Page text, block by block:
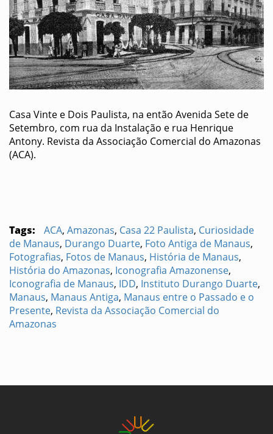
Casa Vinte e Dois Paulista, na então Avenida Sete de
Setembro, com rua da Instalação e rua Henrique
Antony. Revista da Associação Comercial do Amazonas
(ACA).
Tags: ACA, Amazonas, Casa 22 Paulista, Curiosidade
de Manaus, Durango Duarte, Foto Antiga de Manaus,
Fotografias, Fotos de Manaus, História de Manaus,
História do Amazonas, Iconografia Amazonense,
Iconografia de Manaus, IDD, Instituto Durango Duarte,
Manaus, Manaus Antiga, Manaus entre o Passado e o
Presente, Revista da Associação Comercial do
Amazonas